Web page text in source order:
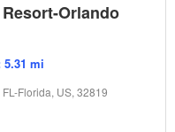
Orlando
mi
Florida, US, 32819